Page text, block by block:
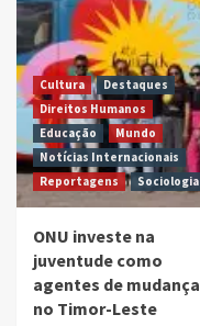
Cultura
Destaques
Direitos Humanos
Educação
Mundo
Notícias Internacionais
Reportagens
Sociologia
ONU investe na
juventude como
agentes de mudança
no Timor-Leste